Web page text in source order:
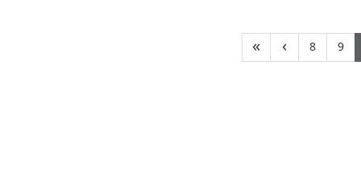
« ‹ 8 9